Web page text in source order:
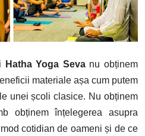
Hatha Yoga Sevanu obținem
materiale așa cum putem
unei școli clasice. Nu obținem
obținem înțelegerea asupra
cotidian de oameni și de ce